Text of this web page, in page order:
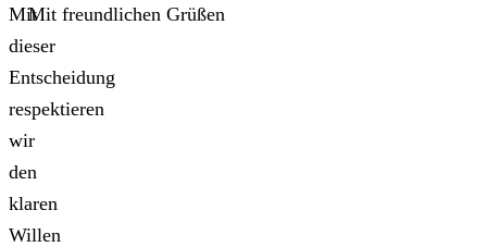
Mit
dieser
Entscheidung
respektieren
wir
den
klaren
Willen
Mit freundlichen Grüßen